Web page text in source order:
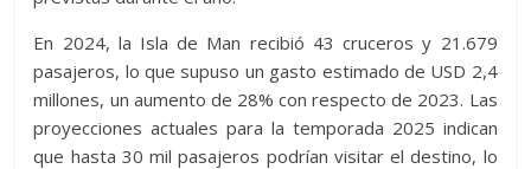
En 2024, la Isla de Man recibió 43 cruceros y 21.679
pasajeros, lo que supuso un gasto estimado de USD 2,4
millones, un aumento de 28% con respecto de 2023. Las
proyecciones actuales para la temporada 2025 indican
que hasta 30 mil pasajeros podrían visitar el destino, lo